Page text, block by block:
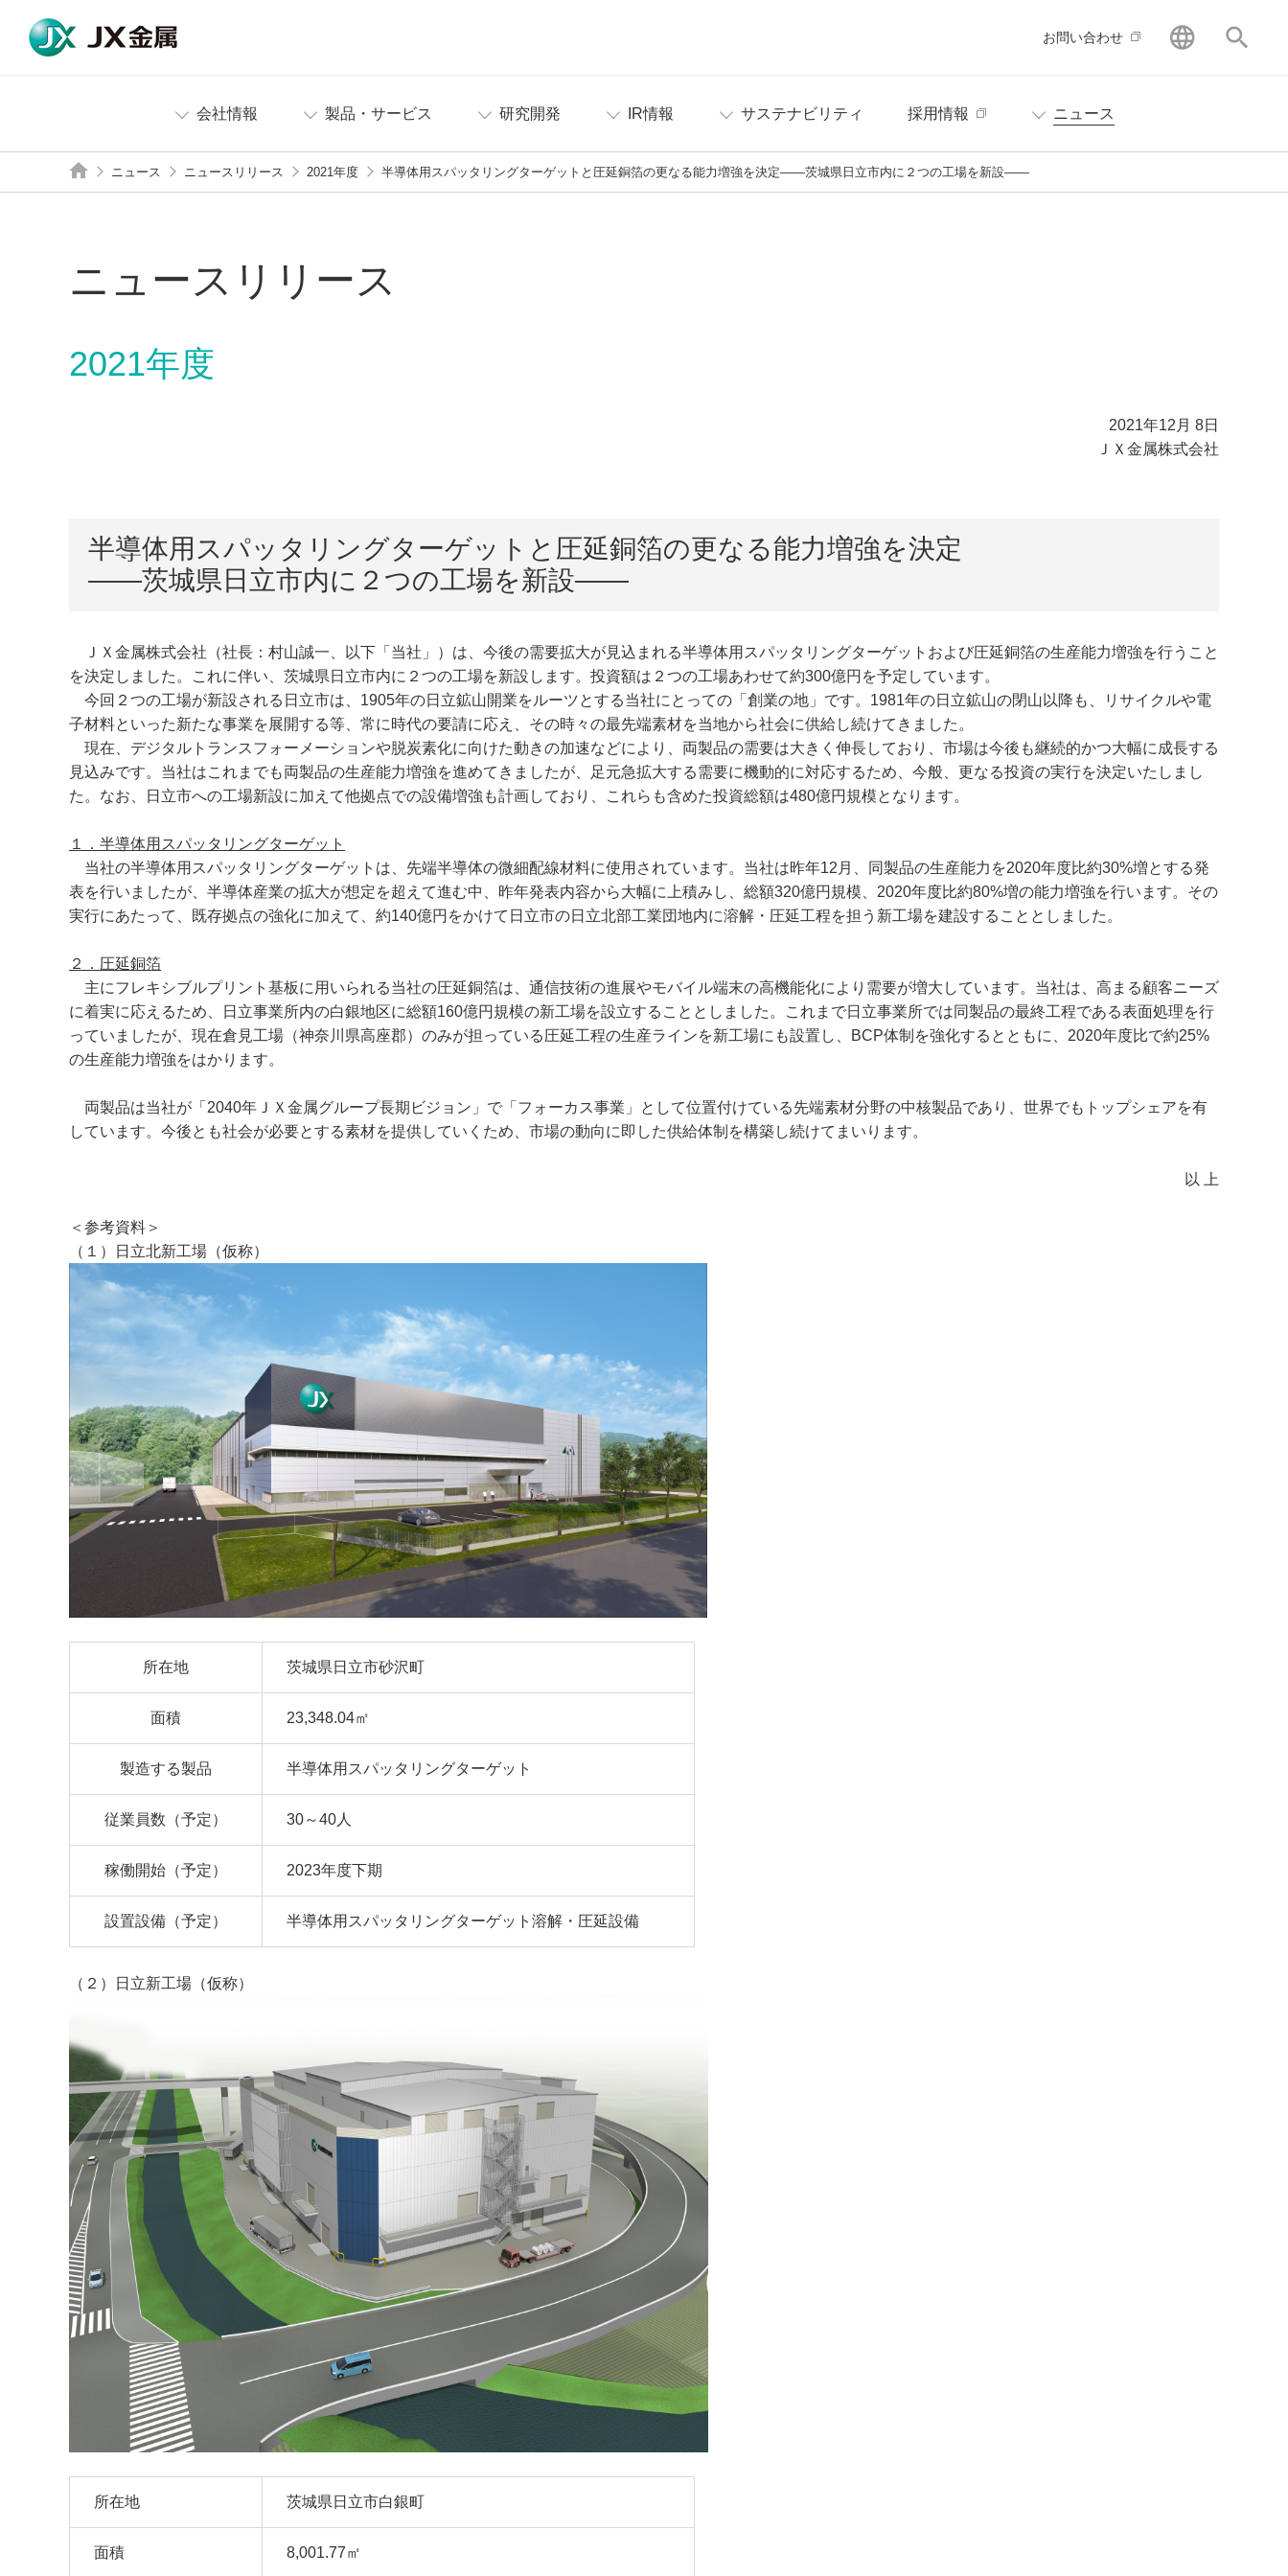
お問い合わせ GLOBAL
会社情報 製品・サービス 研究開発 IR情報 サステナビリティ 採用情報 ニュース
ニュース ニュースリリース 2021年度 半導体用スパッタリングターゲットと圧延銅箔の更なる能力増強を決定――茨城県日立市内に２つの工場を新設――
ニュースリリース
2021年度
2021年12月 8日
ＪＸ金属株式会社
半導体用スパッタリングターゲットと圧延銅箔の更なる能力増強を決定
――茨城県日立市内に２つの工場を新設――
ＪＸ金属株式会社（社長：村山誠一、以下「当社」）は、今後の需要拡大が見込まれる半導体用スパッタリングターゲットおよび圧延銅箔の生産能力増強を行うこと
を決定しました。これに伴い、茨城県日立市内に２つの工場を新設します。投資額は２つの工場あわせて約300億円を予定しています。
今回２つの工場が新設される日立市は、1905年の日立鉱山開業をルーツとする当社にとっての「創業の地」です。1981年の日立鉱山の閉山以降も、リサイクルや電
子材料といった新たな事業を展開する等、常に時代の要請に応え、その時々の最先端素材を当地から社会に供給し続けてきました。
現在、デジタルトランスフォーメーションや脱炭素化に向けた動きの加速などにより、両製品の需要は大きく伸長しており、市場は今後も継続的かつ大幅に成長する
見込みです。当社はこれまでも両製品の生産能力増強を進めてきましたが、足元急拡大する需要に機動的に対応するため、今般、更なる投資の実行を決定いたしまし
た。なお、日立市への工場新設に加えて他拠点での設備増強も計画しており、これらも含めた投資総額は480億円規模となります。
１．半導体用スパッタリングターゲット
当社の半導体用スパッタリングターゲットは、先端半導体の微細配線材料に使用されています。当社は昨年12月、同製品の生産能力を2020年度比約30%増とする発
表を行いましたが、半導体産業の拡大が想定を超えて進む中、昨年発表内容から大幅に上積みし、総額320億円規模、2020年度比約80%増の能力増強を行います。その
実行にあたって、既存拠点の強化に加えて、約140億円をかけて日立市の日立北部工業団地内に溶解・圧延工程を担う新工場を建設することとしました。
２．圧延銅箔
主にフレキシブルプリント基板に用いられる当社の圧延銅箔は、通信技術の進展やモバイル端末の高機能化により需要が増大しています。当社は、高まる顧客ニーズ
に着実に応えるため、日立事業所内の白銀地区に総額160億円規模の新工場を設立することとしました。これまで日立事業所では同製品の最終工程である表面処理を行
っていましたが、現在倉見工場（神奈川県高座郡）のみが担っている圧延工程の生産ラインを新工場にも設置し、BCP体制を強化するとともに、2020年度比で約25%
の生産能力増強をはかります。
両製品は当社が「2040年ＪＸ金属グループ長期ビジョン」で「フォーカス事業」として位置付けている先端素材分野の中核製品であり、世界でもトップシェアを有
しています。今後とも社会が必要とする素材を提供していくため、市場の動向に即した供給体制を構築し続けてまいります。
以 上
＜参考資料＞
（１）日立北新工場（仮称）
所在地 茨城県日立市砂沢町
面積 23,348.04㎡
製造する製品 半導体用スパッタリングターゲット
従業員数（予定） 30～40人
稼働開始（予定） 2023年度下期
設置設備（予定） 半導体用スパッタリングターゲット溶解・圧延設備
（２）日立新工場（仮称）
所在地 茨城県日立市白銀町
面積 8,001.77㎡